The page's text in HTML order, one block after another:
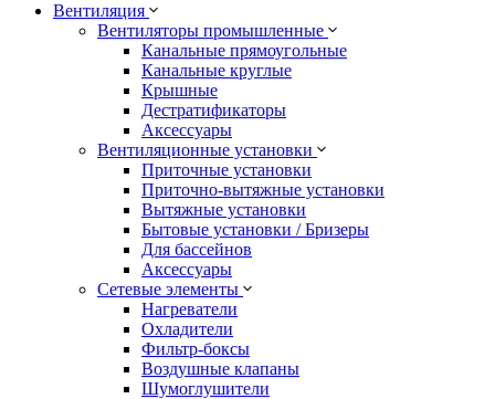
Вентиляция
Вентиляторы промышленные
Канальные прямоугольные
Канальные круглые
Крышные
Дестратификаторы
Аксессуары
Вентиляционные установки
Приточные установки
Приточно-вытяжные установки
Вытяжные установки
Бытовые установки / Бризеры
Для бассейнов
Аксессуары
Сетевые элементы
Нагреватели
Охладители
Фильтр-боксы
Воздушные клапаны
Шумоглушители